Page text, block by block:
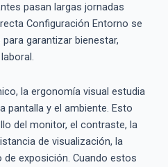
pasan largas jornadas
Configuración Entorno se
garantizar bienestar,
la ergonomía visual estudia
pantalla y el ambiente. Esto
del monitor, el contraste, la
de visualización, la
exposición. Cuando estos